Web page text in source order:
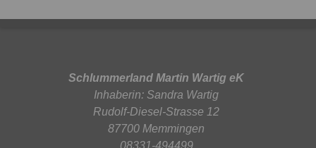
Schlummerland Martin Wartig eK
Inhaberin: Sandra Wartig
Rudolf-Diesel-Strasse 12
87700 Memmingen
08331-494499